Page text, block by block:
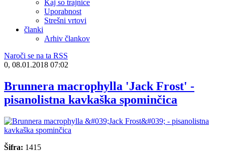
Kaj so trajnice
Uporabnost
Strešni vrtovi
članki
Arhiv člankov
Naroči se na ta RSS
0, 08.01.2018 07:02
Brunnera macrophylla 'Jack Frost' -
pisanolistna kavkaška spominčica
Šifra: 1415